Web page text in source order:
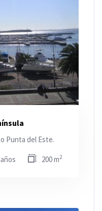
Punta del Este.
200 m2